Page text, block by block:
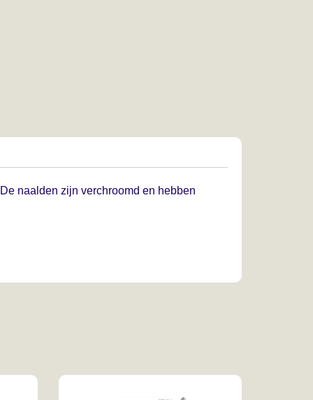
naalden zijn verchroomd en hebben